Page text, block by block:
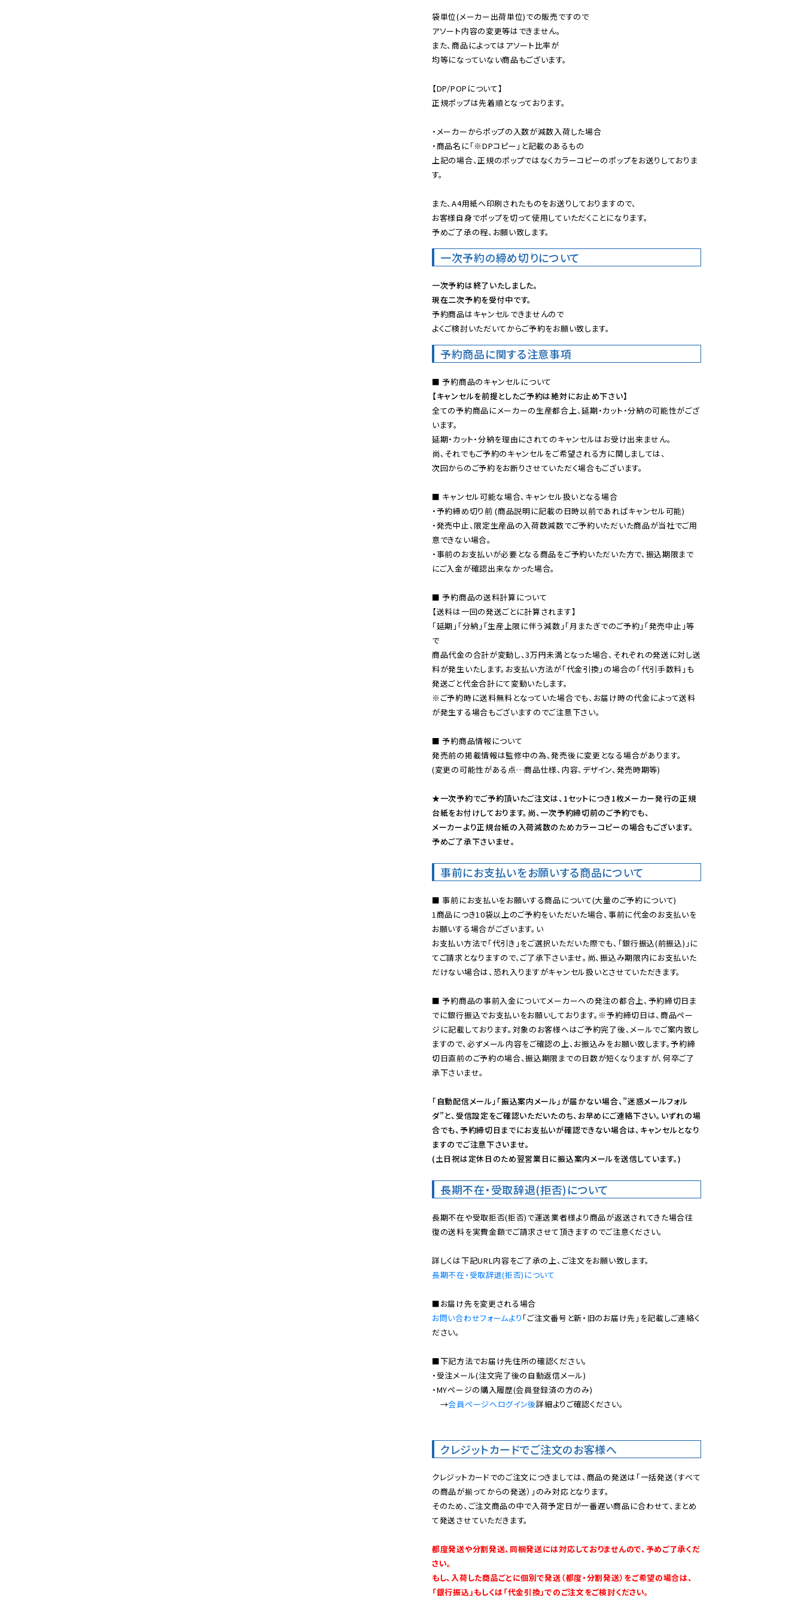
袋単位(メーカー出荷単位)での販売ですので
アソート内容の変更等はできません。
また、商品によってはアソート比率が
均等になっていない商品もございます。
【DP/POPについて】
正規ポップは先着順となっております。
・メーカーからポップの入数が減数入荷した場合
・商品名に「※DPコピー」と記載のあるもの
上記の場合、正規のポップではなくカラーコピーのポップをお送りしておりま
す。
また、A4用紙へ印刷されたものをお送りしておりますので、
お客様自身でポップを切って使用していただくことになります。
予めご了承の程、お願い致します。
一次予約の締め切りについて
一次予約は終了いたしました。
現在二次予約を受付中です。
予約商品はキャンセルできませんので
よくご検討いただいてからご予約をお願い致します。
予約商品に関する注意事項
【キャンセルを前提としたご予約は絶対にお止め下さい】
全ての予約商品にメーカーの生産都合上、延期・カット・分納の可能性がござ
います。
延期・カット・分納を理由にされてのキャンセルはお受け出来ません。
尚、それでもご予約のキャンセルをご希望される方に関しましては、
次回からのご予約をお断りさせていただく場合もございます。
■ キャンセル可能な場合、キャンセル扱いとなる場合
・予約締め切り前 (商品説明に記載の日時以前であればキャンセル可能)
・発売中止、限定生産品の入荷数減数でご予約いただいた商品が当社でご用
意できない場合。
・事前のお支払いが必要となる商品をご予約いただいた方で、振込期限まで
にご入金が確認出来なかった場合。
■ 予約商品の送料計算について
【送料は一回の発送ごとに計算されます】
「延期」「分納」「生産上限に伴う減数」「月またぎでのご予約」「発売中止」等
で
商品代金の合計が変動し、3万円未満となった場合、それぞれの発送に対し送
料が発生いたします。お支払い方法が「代金引換」の場合の「代引手数料」も
※ご予約時に送料無料となっていた場合でも、お届け時の代金によって送料
が発生する場合もございますのでご注意下さい。
■ 予約商品情報について
発売前の掲載情報は監修中の為、発売後に変更となる場合があります。
(変更の可能性がある点…商品仕様、内容、デザイン、発売時期等)
★一次予約でご予約頂いたご注文は、1セットにつき1枚メーカー発行の正規
台紙をお付けしております。尚、一次予約締切前のご予約でも、
メーカーより正規台紙の入荷減数のためカラーコピーの場合もございます。
予めご了承下さいませ。
事前にお支払いをお願いする商品について
■ 事前にお支払いをお願いする商品について(大量のご予約について)
1商品につき10袋以上のご予約をいただいた場合、事前に代金のお支払いを
お願いする場合がございます。い
お支払い方法で「代引き」をご選択いただいた際でも、「銀行振込(前振込)」に
てご請求となりますので、ご了承下さいませ。尚、振込み期限内にお支払いた
だけない場合は、恐れ入りますがキャンセル扱いとさせていただきます。
■ 予約商品の事前入金についてメーカーへの発注の都合上、予約締切日ま
でに銀行振込でお支払いをお願いしております。※予約締切日は、商品ペー
ジに記載しております。対象のお客様へはご予約完了後、メールでご案内致し
ますので、必ずメール内容をご確認の上、お振込みをお願い致します。予約締
切日直前のご予約の場合、振込期限までの日数が短くなりますが、何卒ご了
承下さいませ。
「自動配信メール」「振込案内メール」が届かない場合、”迷惑メールフォル
ダ”と、受信設定をご確認いただいたのち、お早めにご連絡下さい。いずれの場
合でも、予約締切日までにお支払いが確認できない場合は、キャンセルとなり
ますのでご注意下さいませ。
(土日祝は定休日のため翌営業日に振込案内メールを送信しています。)
長期不在・受取辞退(拒否)について
長期不在や受取拒否(拒否)で運送業者様より商品が返送されてきた場合往
復の送料を実費金額でご請求させて頂きますのでご注意ください。
長期不在・受取辞退(拒否)について
お問い合わせフォームより 「ご注文番号と新・旧のお届け先」を記載しご連絡く
ださい。
■下記方法でお届け先住所の確認ください。
・受注メール(注文完了後の自動返信メール)
・MYページの購入履歴(会員登録済の方のみ)
→会員ページへログイン後詳細よりご確認ください。
クレジットカードでご注文のお客様へ
クレジットカードでのご注文につきましては、商品の発送は「一括発送（すべて
の商品が揃ってからの発送）」のみ対応となります。
そのため、ご注文商品の中で入荷予定日が一番遅い商品に合わせて、まとめ
て発送させていただきます。
都度発送や分割発送、同梱発送には対応しておりませんので、予めご了承くだ
さい。
もし、入荷した商品ごとに個別で発送（都度・分割発送）をご希望の場合は、
「銀行振込」もしくは「代金引換」でのご注文をご検討ください。